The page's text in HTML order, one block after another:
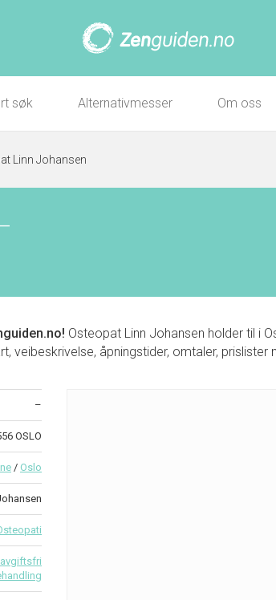
søk Alternativmesser Om oss
Linn Johansen
Osteopat Linn Johansen holder til i
veibeskrivelse, åpningstider, omtaler, prislister
–
OSLO
/ Oslo